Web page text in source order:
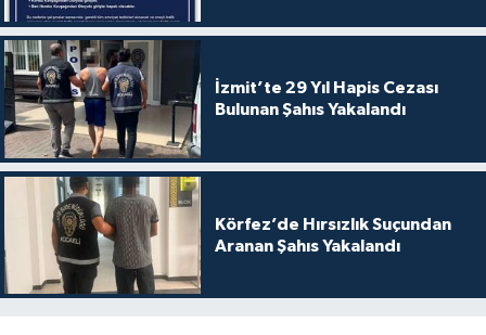
İzmit’te 29 Yıl Hapis Cezası
Bulunan Şahıs Yakalandı
Körfez’de Hırsızlık Suçundan
Aranan Şahıs Yakalandı